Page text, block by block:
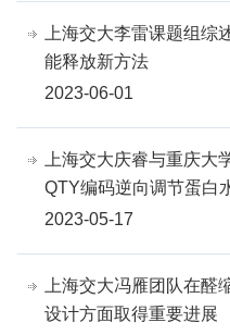
上海交大李雷课题组综
能释放新方法
2023-06-01
上海交大庆睿与重庆大
QTY编码逆向调节蛋白
2023-05-17
上海交大冯雁团队在醛
设计方面取得重要进展